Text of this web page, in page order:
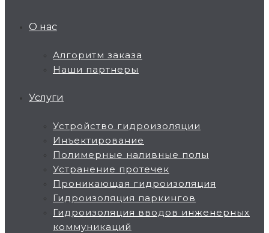
О нас
Алгоритм заказа
Наши партнеры
Услуги
Устройство гидроизоляции
Инъектирование
Полимерные наливные полы
Устранение протечек
Проникающая гидроизоляция
Гидроизоляция паркингов
Гидроизоляция вводов инженерных
коммуникаций